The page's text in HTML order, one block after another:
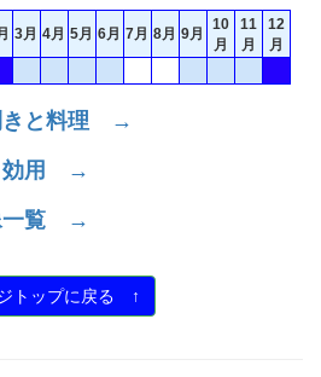
3月 4月 5月 6月 7月 8月 9月
10
月
11
月
12
月
きと料理 →
効用 →
一覧 →
トップに戻る ↑